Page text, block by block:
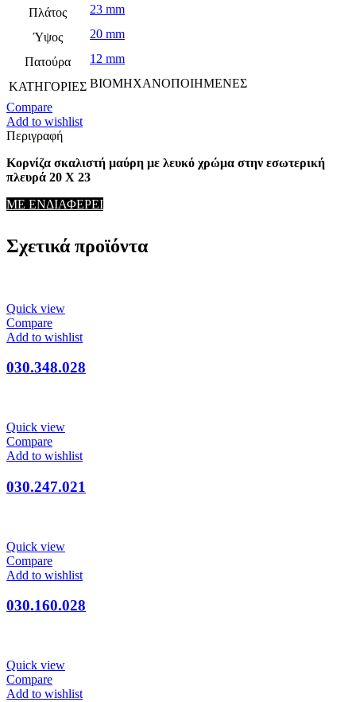
Πλάτος 23 mm
Ύψος 20 mm
Πατούρα 12 mm
ΚΑΤΗΓΟΡΙΕΣ ΒΙΟΜΗΧΑΝΟΠΟΙΗΜΕΝΕΣ
Compare
Add to wishlist
Περιγραφή
Κορνίζα σκαλιστή μαύρη με λευκό χρώμα στην εσωτερική
πλευρά 20 Χ 23
ΜΕ ΕΝΔΙΑΦΕΡΕΙ
Σχετικά προϊόντα
Quick view
Compare
Add to wishlist
030.348.028
Quick view
Compare
Add to wishlist
030.247.021
Quick view
Compare
Add to wishlist
030.160.028
Quick view
Compare
Add to wishlist